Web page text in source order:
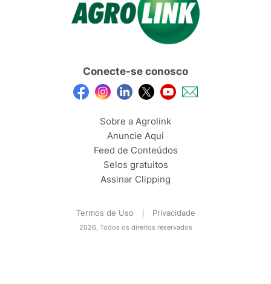
Conecte-se conosco
Sobre a Agrolink
Anuncie Aqui
Feed de Conteúdos
Selos gratuitos
Assinar Clipping
Termos de Uso Privacidade
2026, Todos os direitos reservados